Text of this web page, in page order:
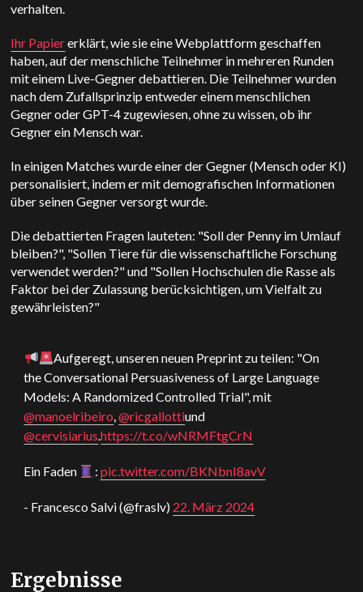
verhalten.
Ihr Papiererklärt, wie sie eine Webplattform geschaffen
haben, auf der menschliche Teilnehmer in mehreren Runden
mit einem Live-Gegner debattieren. Die Teilnehmer wurden
nach dem Zufallsprinzip entweder einem menschlichen
Gegner oder GPT-4 zugewiesen, ohne zu wissen, ob ihr
Gegner ein Mensch war.
In einigen Matches wurde einer der Gegner (Mensch oder KI)
personalisiert, indem er mit demografischen Informationen
über seinen Gegner versorgt wurde.
Die debattierten Fragen lauteten: "Soll der Penny im Umlauf
bleiben?", "Sollen Tiere für die wissenschaftliche Forschung
verwendet werden?" und "Sollen Hochschulen die Rasse als
Faktor bei der Zulassung berücksichtigen, um Vielfalt zu
gewährleisten?"
Aufgeregt, unseren neuen Preprint zu teilen: "On
the Conversational Persuasiveness of Large Language
Models: A Randomized Controlled Trial", mit
@manoelribeiro,@ricgallottiund
@cervisiarius.https://t.co/wNRMFtgCrN
Ein Faden : pic.twitter.com/BKNbnI8avV
- Francesco Salvi (@fraslv) 22. März 2024
Ergebnisse